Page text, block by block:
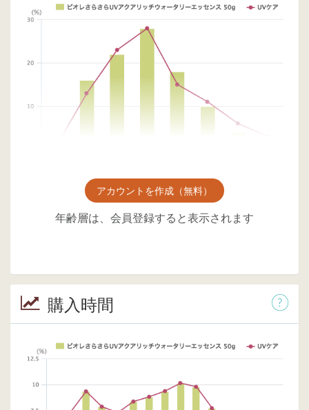
アカウントを作成（無料）
年齢層は、会員登録すると表示されます
購入時間